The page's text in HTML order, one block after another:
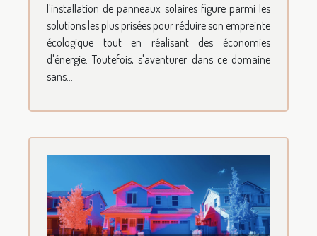
l'installation de panneaux solaires figure parmi les
solutions les plus prisées pour réduire son empreinte
écologique tout en réalisant des économies
d'énergie. Toutefois, s'aventurer dans ce domaine
sans...